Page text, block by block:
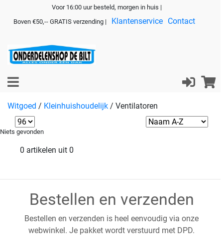
Voor 16:00 uur besteld, morgen in huis |
Boven €50,-- GRATIS verzending |
Klantenservice Contact
Witgoed / Kleinhuishoudelijk / Ventilatoren
Niets gevonden
0 artikelen uit 0
Bestellen en verzenden
Bestellen en verzenden is heel eenvoudig via onze
webwinkel. Je pakket wordt verstuurd met DPD.